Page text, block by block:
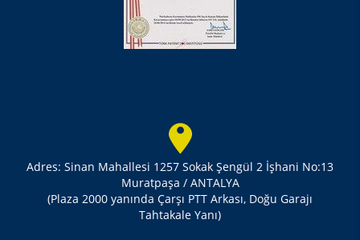
Adres: Sinan Mahallesi 1257 Sokak Şengül 2 İşhani No:13
Muratpaşa / ANTALYA
(Plaza 2000 yanında Çarşı PTT Arkası, Doğu Garajı
Tahtakale Yanı)